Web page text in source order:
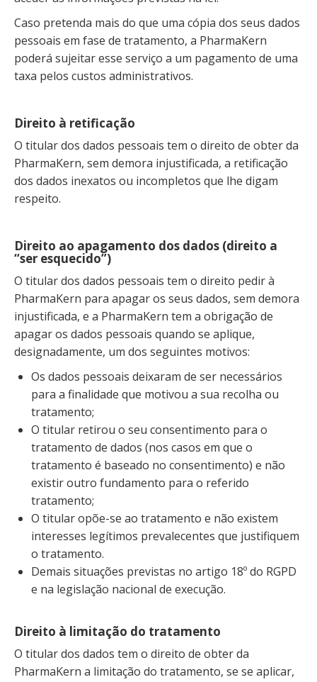
Caso pretenda mais do que uma cópia dos seus dados
pessoais em fase de tratamento, a PharmaKern
poderá sujeitar esse serviço a um pagamento de uma
taxa pelos custos administrativos.
Direito à retificação
O titular dos dados pessoais tem o direito de obter da
PharmaKern, sem demora injustificada, a retificação
dos dados inexatos ou incompletos que lhe digam
respeito.
Direito ao apagamento dos dados (direito a
“ser esquecido”)
O titular dos dados pessoais tem o direito pedir à
PharmaKern para apagar os seus dados, sem demora
injustificada, e a PharmaKern tem a obrigação de
apagar os dados pessoais quando se aplique,
designadamente, um dos seguintes motivos:
Os dados pessoais deixaram de ser necessários
para a finalidade que motivou a sua recolha ou
tratamento;
O titular retirou o seu consentimento para o
tratamento de dados (nos casos em que o
tratamento é baseado no consentimento) e não
existir outro fundamento para o referido
tratamento;
O titular opõe-se ao tratamento e não existem
interesses legítimos prevalecentes que justifiquem
o tratamento.
Demais situações previstas no artigo 18º do RGPD
e na legislação nacional de execução.
Direito à limitação do tratamento
O titular dos dados tem o direito de obter da
PharmaKern a limitação do tratamento, se se aplicar,